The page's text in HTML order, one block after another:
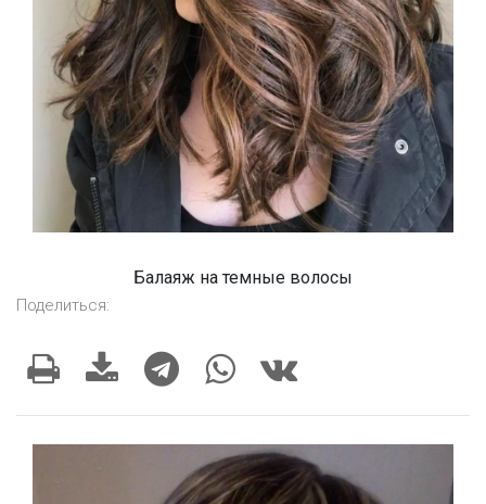
Балаяж на темные волосы
Поделиться: